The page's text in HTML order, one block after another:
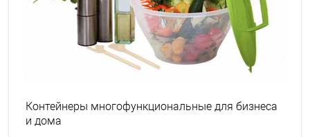
Контейнеры многофункциональные для бизнеса
и дома